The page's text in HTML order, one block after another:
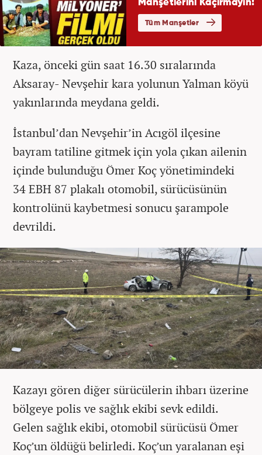
Kaza, önceki gün saat 16.30 sıralarında
Aksaray- Nevşehir kara yolunun Yalman köyü
yakınlarında meydana geldi.
İstanbul’dan Nevşehir’in Acıgöl ilçesine
bayram tatiline gitmek için yola çıkan ailenin
içinde bulunduğu Ömer Koç yönetimindeki
34 EBH 87 plakalı otomobil, sürücüsünün
kontrolünü kaybetmesi sonucu şarampole
devrildi.
Kazayı gören diğer sürücülerin ihbarı üzerine
bölgeye polis ve sağlık ekibi sevk edildi.
Gelen sağlık ekibi, otomobil sürücüsü Ömer
Koç’un öldüğü belirledi. Koç’un yaralanan eşi